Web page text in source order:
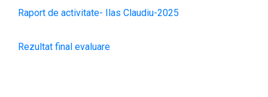
Raport de activitate- Ilas Claudiu-2025
Rezultat final evaluare